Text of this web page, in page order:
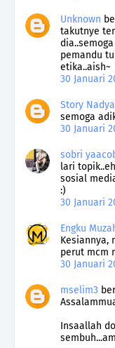
Unknown
takutnye
pemandu
etika..aish~
30 Januari
Story Nadya
semoga
30 Januari
sobri
lari
sosial
:)
30 Januari
Engku
Kesiannya,
perut mcm
30 Januari
mselim3
Insaallah